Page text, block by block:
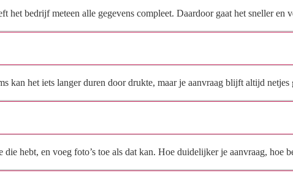
het bedrijf meteen alle gegevens compleet. Daardoor gaat het sneller en
kan het iets langer duren door drukte, maar je aanvraag blijft altijd netjes
hebt, en voeg foto’s toe als dat kan. Hoe duidelijker je aanvraag, hoe